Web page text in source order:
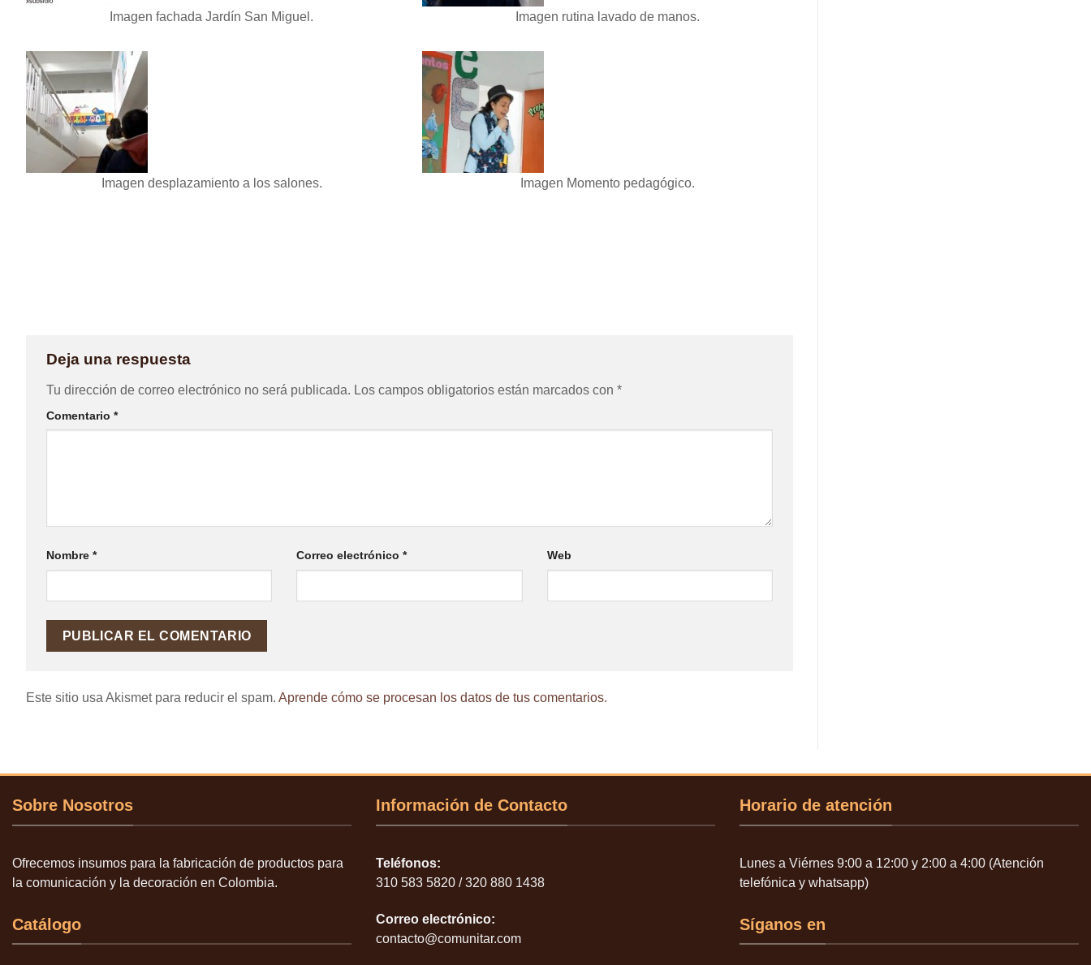
Imagen fachada Jardín San Miguel. Imagen rutina lavado de manos.
Imagen desplazamiento a los salones. Imagen Momento pedagógico.
Deja una respuesta
Tu dirección de correo electrónico no será publicada. Los campos obligatorios están marcados con *
Comentario *
Nombre * Correo electrónico* Web
Este sitio usa Akismet para reducir el spam. Aprende cómo se procesan los datos de tus comentarios.
Sobre Nosotros
Ofrecemos insumos para la fabricación de productos para
la comunicación y la decoración en Colombia.
Catálogo
Información de Contacto
Teléfonos:
310 583 5820 / 320 880 1438
Correo electrónico:
contacto@comunitar.com
Horario de atención
Lunes a Viérnes 9:00 a 12:00 y 2:00 a 4:00 (Atención
telefónica y whatsapp)
Síganos en